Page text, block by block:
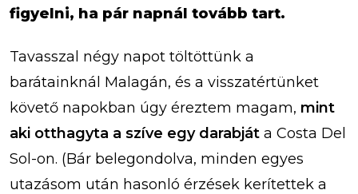
figyelni, ha pár napnál tovább tart.
Tavasszal négy napot töltöttünk a
barátainknál Malagán, és a visszatértünket
követő napokban úgy éreztem magam, mint
aki otthagyta a szíve egy darabját a Costa Del
Sol-on. (Bár belegondolva, minden egyes
utazásom után hasonló érzések kerítettek a